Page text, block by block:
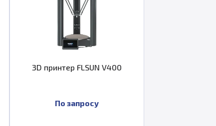
3D принтер FLSUN V400
По запросу